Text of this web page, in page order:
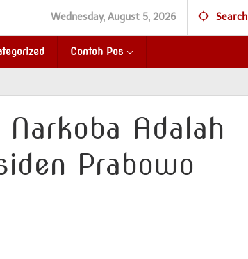
Wednesday, August 5, 2026 Search
Contoh Pos
Adalah
Prabowo